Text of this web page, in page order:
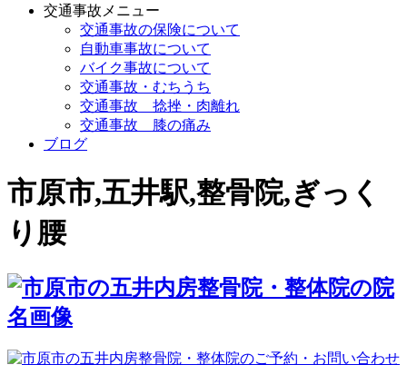
交通事故メニュー
交通事故の保険について
自動車事故について
バイク事故について
交通事故・むちうち
交通事故 捻挫・肉離れ
交通事故 膝の痛み
ブログ
市原市,五井駅,整骨院,ぎっく
り腰